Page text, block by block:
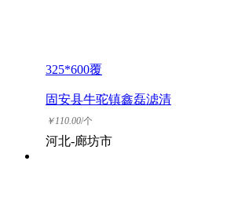
325*600覆
固安县牛驼镇鑫磊滤清
器厂
￥110.00/个
河北-廊坊市